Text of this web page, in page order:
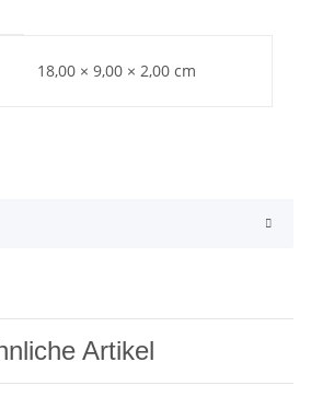
18,00 × 9,00 × 2,00 cm
Artikel